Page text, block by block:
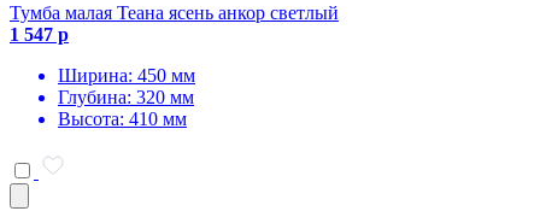
Тумба малая Теана ясень анкор светлый
1 547 р
Ширина: 450 мм
Глубина: 320 мм
Высота: 410 мм